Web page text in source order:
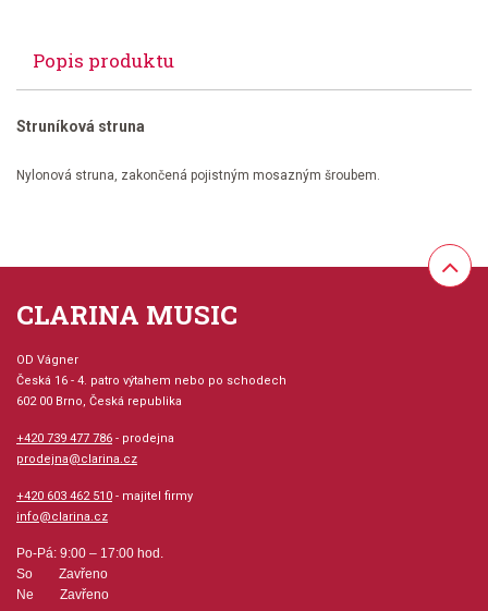
Popis produktu
Struníková struna
Nylonová struna, zakončená pojistným mosazným šroubem.
CLARINA MUSIC
OD Vágner
Česká 16 - 4. patro výtahem nebo po schodech
602 00 Brno, Česká republika
+420 739 477 786 - prodejna
prodejna@clarina.cz
+420 603 462 510 - majitel firmy
info@clarina.cz
Po-Pá: 9:00 – 17:00 hod.
So Zavřeno
Ne Zavřeno